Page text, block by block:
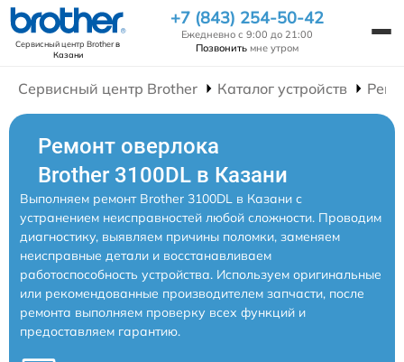
Сервисный центр Brotherв
Казани
+7 (843) 254-50-42
Ежедневно с 9:00 до 21:00
Позвонить мне утром
Сервисный центр Brother Каталог устройств
Ремонт оверлока
Brother 3100DL в Казани
Выполняем ремонт Brother 3100DL в Казани с
устранением неисправностей любой сложности. Проводим
диагностику, выявляем причины поломки, заменяем
неисправные детали и восстанавливаем
работоспособность устройства. Используем оригинальные
или рекомендованные производителем запчасти, после
ремонта выполняем проверку всех функций и
предоставляем гарантию.